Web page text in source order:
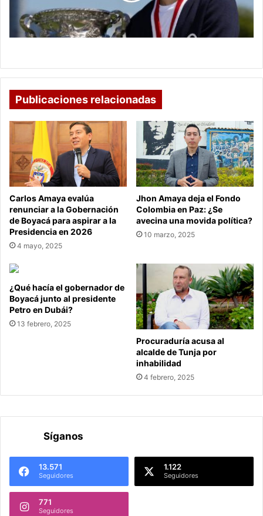
Australia
Publicaciones relacionadas
Carlos Amaya evalúa
renunciar a la Gobernación
de Boyacá para aspirar a la
Presidencia en 2026
4 mayo, 2025
Jhon Amaya deja el Fondo
Colombia en Paz: ¿Se
avecina una movida política?
10 marzo, 2025
¿Qué hacía el gobernador de
Boyacá junto al presidente
Petro en Dubái?
13 febrero, 2025
Procuraduría acusa al
alcalde de Tunja por
inhabilidad
4 febrero, 2025
Síganos
13.571
Seguidores
1.122
Seguidores
771
Seguidores